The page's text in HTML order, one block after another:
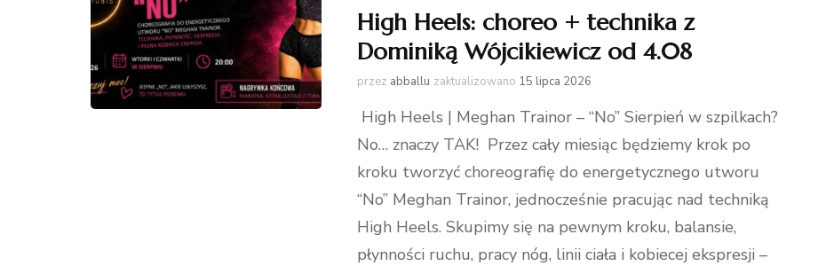
High Heels: choreo + technika z
Dominiką Wójcikiewicz od 4.08
przez abballu zaktualizowano 15 lipca 2026
High Heels | Meghan Trainor – “No” Sierpień w szpilkach?
No… znaczy TAK! Przez cały miesiąc będziemy krok po
kroku tworzyć choreografię do energetycznego utworu
“No” Meghan Trainor, jednocześnie pracując nad techniką
High Heels. Skupimy się na pewnym kroku, balansie,
płynności ruchu, pracy nóg, linii ciała i kobiecej ekspresji –